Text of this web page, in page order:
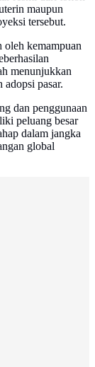
maupun
tersebut.
oleh kemampuan
menunjukkan
pasar.
dan penggunaan
peluang besar
dalam jangka
global